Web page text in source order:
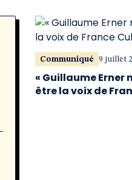
Communiqué 9 juillet
« Guillaume Erner
être la voix de